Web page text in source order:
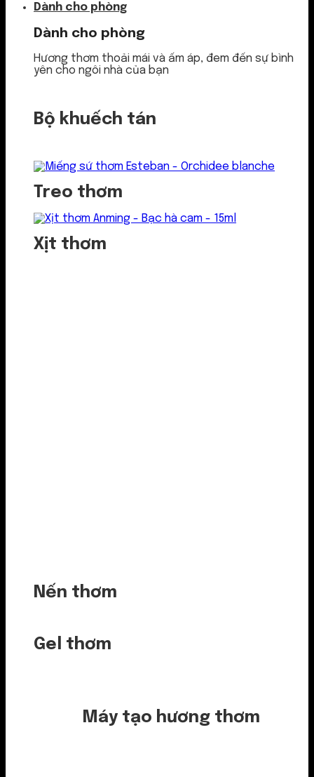
Dành cho phòng
Dành cho phòng
Hương thơm thoải mái và ấm áp, đem đến sự bình
yên cho ngôi nhà của bạn
Bộ khuếch tán
Treo thơm
Xịt thơm
Nến thơm
Gel thơm
Máy tạo hương thơm